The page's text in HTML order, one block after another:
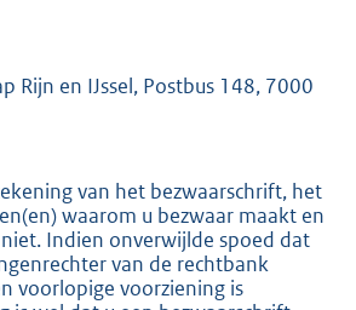
Rijn en IJssel, Postbus 148, 7000
van het bezwaarschrift, het
waarom u bezwaar maakt en
Indien onverwijlde spoed dat
van de rechtbank
voorlopige voorziening is